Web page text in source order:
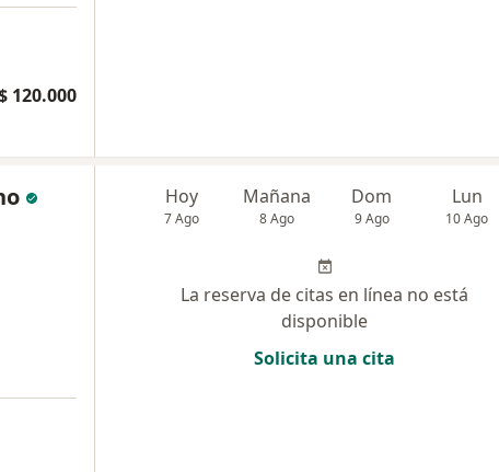
120.000
Hoy
7 Ago
Mañana
8 Ago
Dom
9 Ago
Lun
10 Ago
La reserva de citas en línea no está
disponible
Solicita una cita